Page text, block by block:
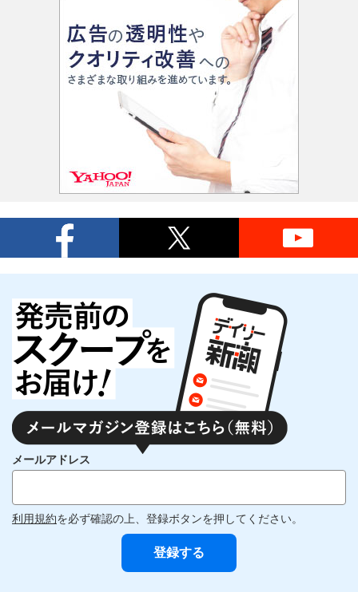
メールアドレス
利用規約を必ず確認の上、登録ボタンを押してください。